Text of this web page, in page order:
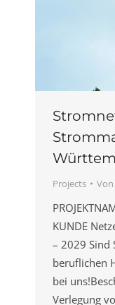
Projects Von
KUNDE
– 2029 Sind
beruflichen
bei
Verlegung